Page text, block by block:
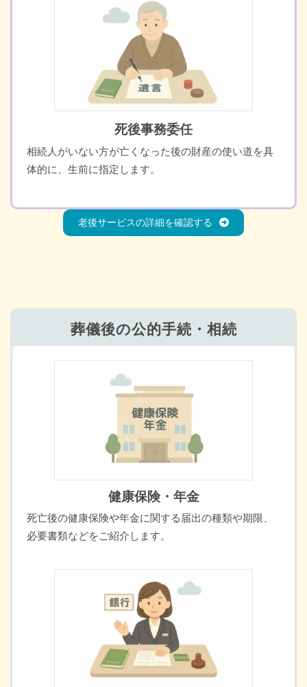
死後事務委任
相続人がいない方が亡くなった後の財産の使い道を具
体的に、生前に指定します。
老後サービスの詳細を確認する
葬儀後の公的手続・相続
健康保険・年金
死亡後の健康保険や年金に関する届出の種類や期限、
必要書類などをご紹介します。